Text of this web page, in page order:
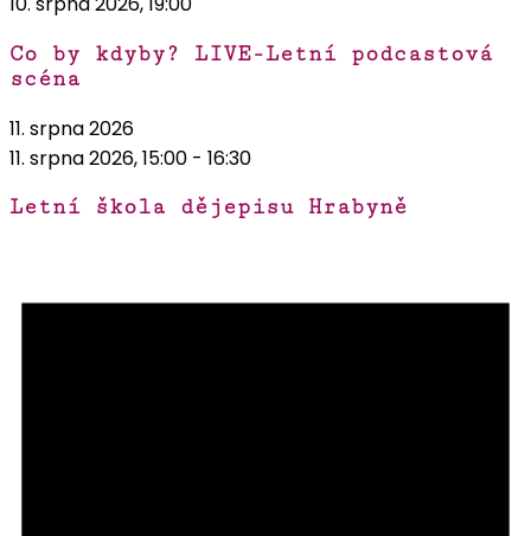
Co by kdyby? LIVE-Letní podcastová
scéna
11. srpna 2026
11. srpna 2026, 15:00 - 16:30
Letní škola dějepisu Hrabyně